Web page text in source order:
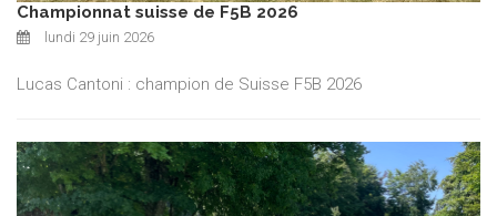
Championnat suisse de F5B 2026
lundi 29 juin 2026
Lucas Cantoni : champion de Suisse F5B 2026